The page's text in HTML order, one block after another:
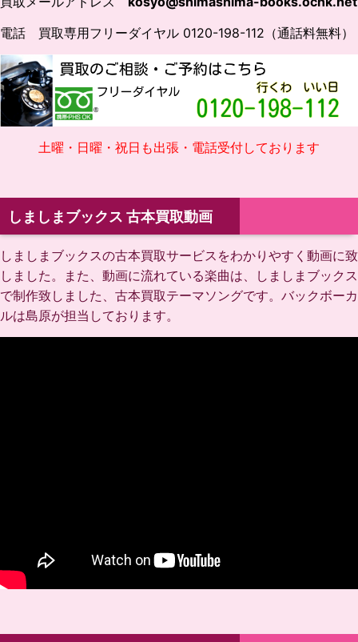
電話 買取専用フリーダイヤル 0120-198-112（通話料無料）
土曜・日曜・祝日も出張・電話受付しております
しましまブックス 古本買取動画
しましまブックスの古本買取サービスをわかりやすく動画に致
しました。また、動画に流れている楽曲は、しましまブックス
で制作致しました、古本買取テーマソングです。バックボーカ
ルは島原が担当しております。